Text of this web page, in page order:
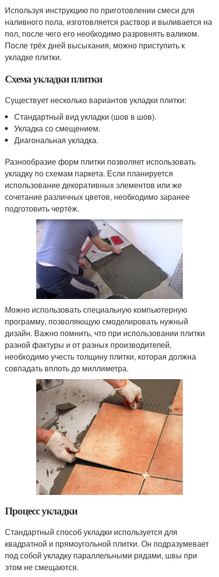
Используя инструкцию по приготовлении смеси для
наливного пола, изготовляется раствор и выливается на
пол, после чего его необходимо разровнять валиком.
После трёх дней высыхания, можно приступить к
укладке плитки.
Схема укладки плитки
Существует несколько вариантов укладки плитки:
Стандартный вид укладки (шов в шов).
Укладка со смещением.
Диагональная укладка.
Разнообразие форм плитки позволяет использовать
укладку по схемам паркета. Если планируется
использование декоративных элементов или же
сочетание различных цветов, необходимо заранее
подготовить чертёж.
Можно использовать специальную компьютерную
программу, позволяющую смоделировать нужный
дизайн. Важно помнить, что при использовании плитки
разной фактуры и от разных производителей,
необходимо учесть толщину плитки, которая должна
совпадать вплоть до миллиметра.
Процесс укладки
Стандартный способ укладки используется для
квадратной и прямоугольной плитки. Он подразумевает
под собой укладку параллельными рядами, швы при
этом не смещаются.